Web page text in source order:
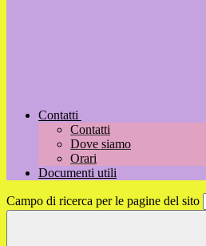
Contatti
Contatti
Dove siamo
Orari
Documenti utili
Campo di ricerca per le pagine del sito